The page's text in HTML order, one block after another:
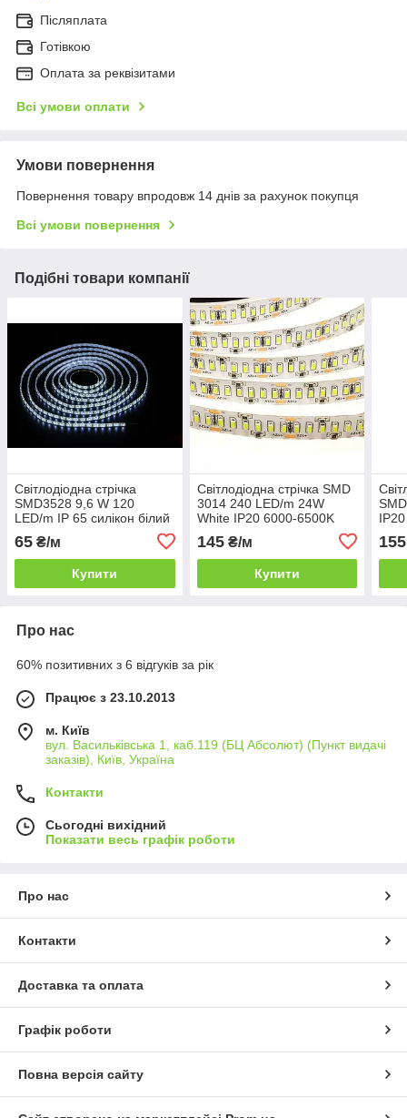
Післяплата
Готівкою
Оплата за реквізитами
Всі умови оплати
Умови повернення
Повернення товару впродовж 14 днів за рахунок покупця
Всі умови повернення
Подібні товари компанії
Світлодіодна стрічка
SMD3528 9,6 W 120
LED/m IP 65 силікон білий
65 ₴/м
Купити
Світлодіодна стрічка SMD
3014 240 LED/m 24W
White IP20 6000-6500K
145₴/м
Купити
155
Про нас
60% позитивних з 6 відгуків за рік
Працює з 23.10.2013
м. Київ
вул. Васильківська 1, каб.119 (БЦ Абсолют) (Пункт видачі
заказів), Київ, Україна
Контакти
Сьогодні вихідний
Показати весь графік роботи
Про нас
Контакти
Доставка та оплата
Графік роботи
Повна версія сайту